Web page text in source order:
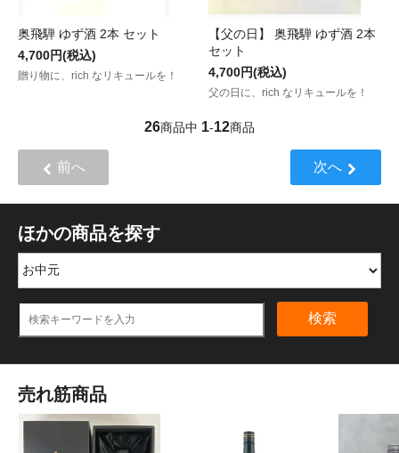
奥飛騨 ゆず酒 2本 セット
4,700円(税込)
贈り物に、rich なリキュールを！
【父の日】 奥飛騨 ゆず酒 2本
セット
4,700円(税込)
父の日に、rich なリキュールを！
26商品中 1-12商品
前へ 次へ
ほかの商品を探す
検索
売れ筋商品